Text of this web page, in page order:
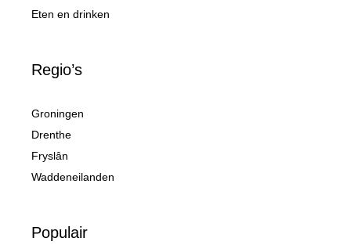
Eten en drinken
Regio’s
Groningen
Drenthe
Fryslân
Waddeneilanden
Populair